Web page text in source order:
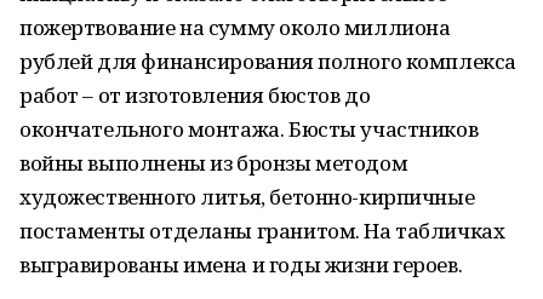
пожертвование на сумму около миллиона
рублей для финансирования полного комплекса
работ – от изготовления бюстов до
окончательного монтажа. Бюсты участников
войны выполнены из бронзы методом
художественного литья, бетонно-кирпичные
постаменты отделаны гранитом. На табличках
выгравированы имена и годы жизни героев.